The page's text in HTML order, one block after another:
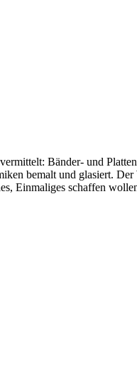
Bänder- und
bemalt und glasiert.
Einmaliges schaffen